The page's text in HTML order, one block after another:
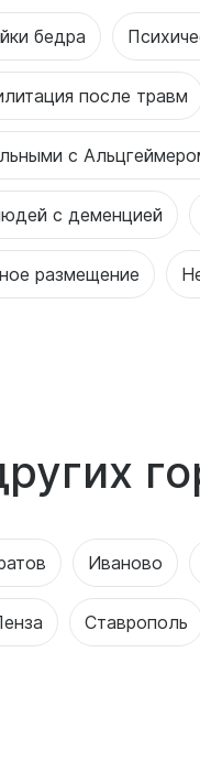
бедра
после травм
с
с деменцией
размещение
Иваново
Ставрополь